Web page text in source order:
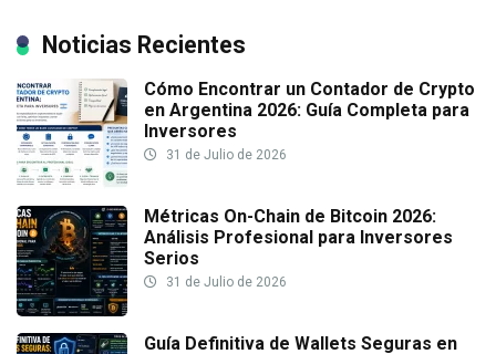
Noticias Recientes
Cómo Encontrar un Contador de Crypto
en Argentina 2026: Guía Completa para
Inversores
31 de Julio de 2026
Métricas On-Chain de Bitcoin 2026:
Análisis Profesional para Inversores
Serios
31 de Julio de 2026
Guía Definitiva de Wallets Seguras en